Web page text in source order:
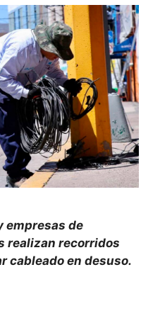
empresas de
realizan recorridos
cableado en desuso.